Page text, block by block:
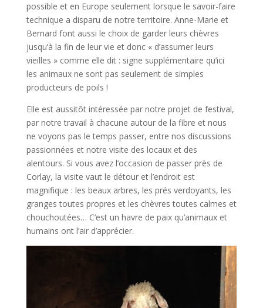
possible et en Europe seulement lorsque le savoir-faire
technique a disparu de notre territoire. Anne-Marie et
Bernard font aussi le choix de garder leurs chèvres
jusqu’à la fin de leur vie et donc « d’assumer leurs
vieilles » comme elle dit : signe supplémentaire qu’ici
les animaux ne sont pas seulement de simples
producteurs de poils !
Elle est aussitôt intéressée par notre projet de festival,
par notre travail à chacune autour de la fibre et nous
ne voyons pas le temps passer, entre nos discussions
passionnées et notre visite des locaux et des
alentours. Si vous avez l’occasion de passer près de
Corlay, la visite vaut le détour et l’endroit est
magnifique : les beaux arbres, les prés verdoyants, les
granges toutes propres et les chèvres toutes calmes et
chouchoutées… C’est un havre de paix qu’animaux et
humains ont l’air d’apprécier.